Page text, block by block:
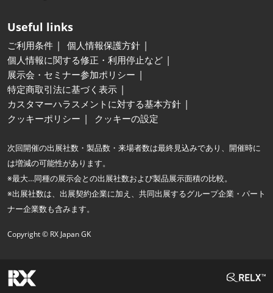
Useful links
ご利用条件
個人情報保護方針
個人情報に関する修正・利用停止など
展示会・セミナー参加ポリシー
特定商取引法に基づく表示
カスタマーハラスメントに対する基本方針
クッキーポリシー
クッキーの設定
次回開催の出展社数・製品数・来場者数は最終見込みであり、開催時に
は増減の可能性があります。
※最大…同種の展示会との出展社数および製品展示面積の比較。
※出展社数は、出展契約企業に加え、共同出展するグループ企業・パート
ナー企業数も含みます。
Copyright © RX Japan GK